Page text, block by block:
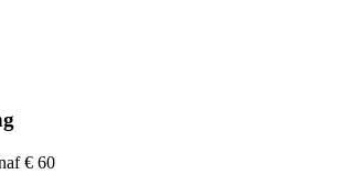
€ 60